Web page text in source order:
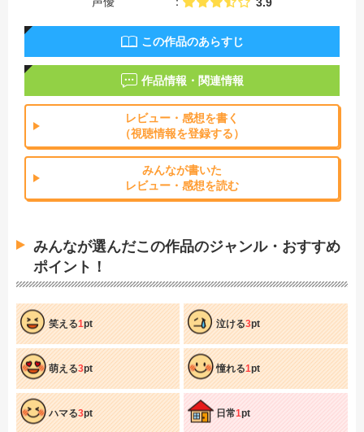
この作品のあらすじ
作品情報・関連情報
レビュー・感想を書く
（視聴情報を登録する）
みんなが書いた
レビュー・感想を読む
みんなが選んだこの作品のジャンル・おすすめ
ポイント！
笑える1pt 泣ける3pt
萌える3pt 憧れる1pt
ハマる3pt 日常1pt